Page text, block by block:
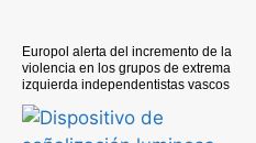
Europol alerta del incremento de la
violencia en los grupos de extrema
izquierda independentistas vascos